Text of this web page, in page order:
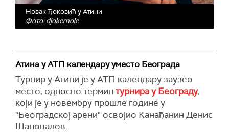
Новак Ђоковић у Атини
Фото: djokernole
Атина у АТП календару уместо Београда
Турнир у Атини је у АТП календару заузео
место, односно термин турнира у Београду,
који је у новембру прошле године у
"Београдској арени" освојио Канађанин Денис
Шаповалов.